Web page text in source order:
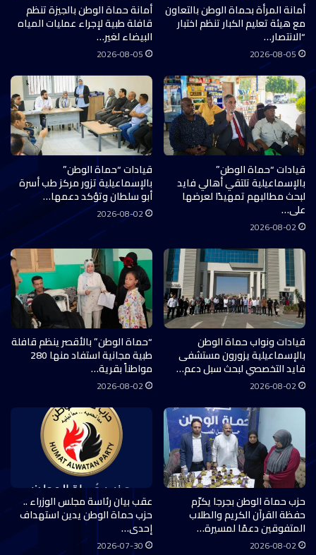
أمانة المرأة بحماة الوطن بالتعاون
مع هيئة تعليم الكبار تنظم اختبار
“الانتصار…
2026-08-05
أمانة حماة الوطن بالجيزة تنظم
قافلة طبية لإجراء عمليات المياه
البيضاء لغير…
2026-08-05
قيادات “حماة الوطن”
بالإسماعيلية تلتقي أهالي فايد
لبحث مطالبهم تمهيدًا لعرضها
على…
2026-08-02
قيادات “حماة الوطن”
بالإسماعيلية تزور مركز طب أسرة
أبو سلطان وتؤكد دعمها…
2026-08-02
قيادات ونواب حماة الوطن
بالإسماعيلية يزورون مستشفى
فايد التخصصي لبحث سبل دعم…
2026-08-02
“حماة الوطن” بالأقصر ينظم قافلة
طبية مجانية استفاد منها 280
مواطناً بقرية…
2026-08-02
حزب حماة الوطن بجرجا يكرّم
حفظة القرآن الكريم والطلاب
المتفوقين دعمًا لمسيرة…
2026-08-02
عقب بيان رئاسة مجلس الوزراء ..
حزب حماة الوطن يدين استهداف
إحدى…
2026-07-30